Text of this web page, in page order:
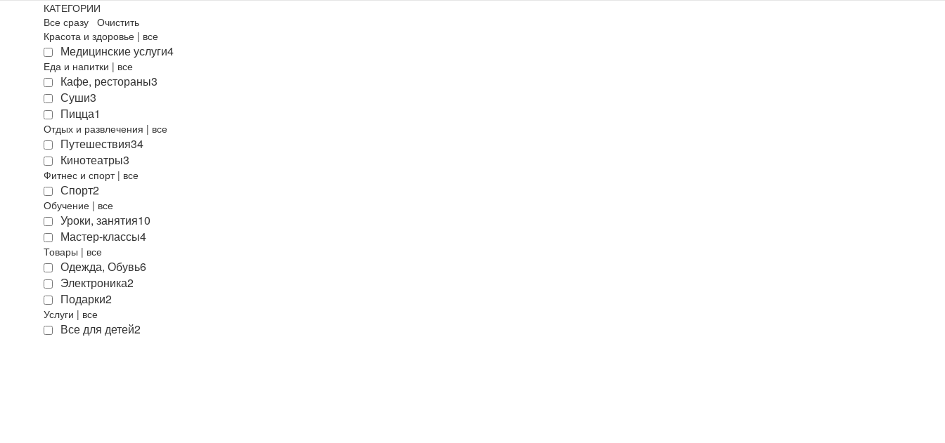
КАТЕГОРИИ
Все сразу Очистить
Красота и здоровье | все
Медицинские услуги4
Еда и напитки | все
Кафе, рестораны3
Суши3
Пицца1
Отдых и развлечения | все
Путешествия34
Кинотеатры3
Фитнес и спорт | все
Спорт2
Обучение | все
Уроки, занятия10
Мастер-классы4
Товары | все
Одежда, Обувь6
Электроника2
Подарки2
Услуги | все
Все для детей2